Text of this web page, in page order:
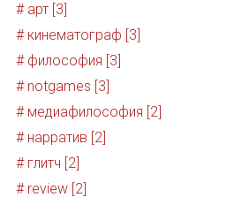
# арт [3]
# кинематограф [3]
# философия [3]
# notgames [3]
# медиафилософия [2]
# нарратив [2]
# глитч [2]
# review [2]